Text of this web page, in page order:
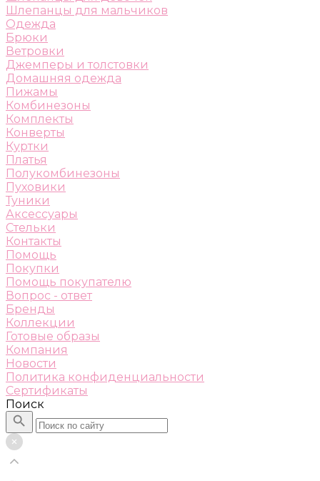
Шлепанцы для мальчиков
Одежда
Брюки
Ветровки
Джемперы и толстовки
Домашняя одежда
Пижамы
Комбинезоны
Комплекты
Конверты
Куртки
Платья
Полукомбинезоны
Пуховики
Туники
Аксессуары
Стельки
Контакты
Помощь
Покупки
Помощь покупателю
Вопрос - ответ
Бренды
Коллекции
Готовые образы
Компания
Новости
Политика конфиденциальности
Сертификаты
Поиск